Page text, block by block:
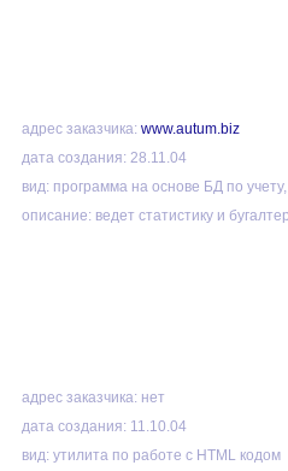
адрес заказчика: www.autum.biz
дата создания: 28.11.04
вид: программа на основе БД по
описание: ведет статистику и
адрес заказчика: нет
дата создания: 11.10.04
вид: утилита по работе с HTML кодом